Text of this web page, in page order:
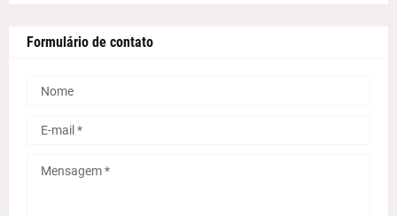
Formulário de contato